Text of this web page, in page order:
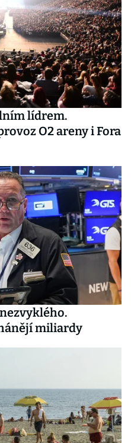
lídrem.
O2 areny i Fora
miliardy